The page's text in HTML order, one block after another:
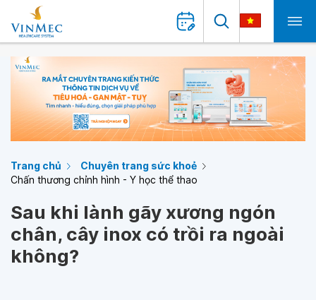
Trang chủ
Chuyên trang sức khoẻ
Chấn thương chỉnh hình - Y học thể thao
Sau khi lành gãy xương ngón
chân, cây inox có trồi ra ngoài
không?